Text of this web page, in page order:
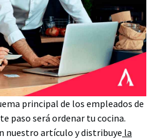
principal de los empleados de
paso será ordenar tu cocina.
nuestro artículo y distribuye la